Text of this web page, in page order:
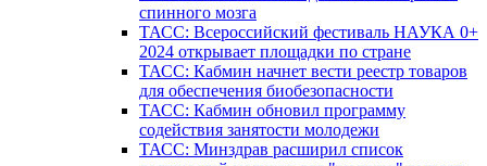
спинного мозга
ТАСС: Всероссийский фестиваль НАУКА 0+
2024 открывает площадки по стране
ТАСС: Кабмин начнет вести реестр товаров
для обеспечения биобезопасности
ТАСС: Кабмин обновил программу
содействия занятости молодежи
ТАСС: Минздрав расширил список